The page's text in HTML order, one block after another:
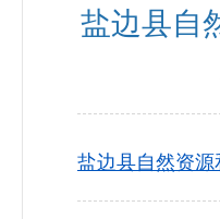
盐边县自
盐边县自然资